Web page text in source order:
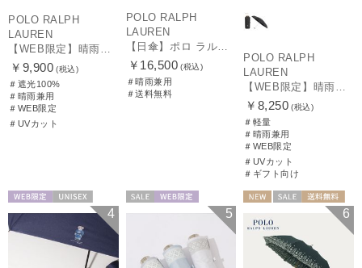
POLO RALPH
LAUREN
￥9,900 (税込)
＃遮光100%
＃晴雨兼用
＃WEB限定
＃UVカット
POLO RALPH
LAUREN
【日傘】ポロ ラルフ ローレン(POLO RALPH LAUREN)エンブフリル 長傘 【公式ムーンバット】 遮光 遮熱 UV 晴雨兼用
￥16,500 (税込)
＃晴雨兼用
＃送料無料
POLO RALPH
LAUREN
【WEB限定】晴雨兼用折りたたみ日傘 ポロ ラルフ ローレン ポロポニー刺繍 POLO BEAR 雨の日OK 遮光100% 遮熱 簡単開閉 UV100% 晴雨兼用
￥8,250 (税込)
＃軽量
＃晴雨兼用
＃WEB限定
＃UVカット
＃ギフト向け
4 5
送料無料
ギフト向け
6